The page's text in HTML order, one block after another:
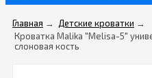
Главная → Детские кроватки →
Кроватка Malika "Melisa-5"
слоновая кость